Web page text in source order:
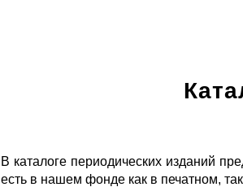
В каталоге периодических изданий
есть в нашем фонде как в печатном,